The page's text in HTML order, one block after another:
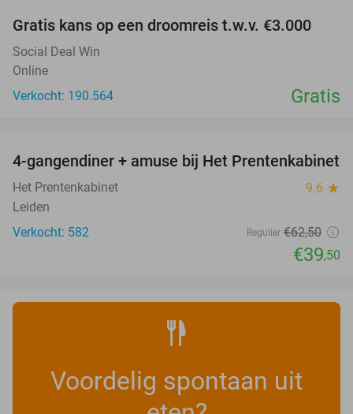
Gratis kans op een droomreis t.w.v. €3.000
Social Deal Win
Online
Verkocht: 190.564
Gratis
37%
4-gangendiner + amuse bij Het Prentenkabinet
Het Prentenkabinet 9.6 star
Leiden
Verkocht: 582
Regulier €62,50
€39,50
Voordelig spontaan uit